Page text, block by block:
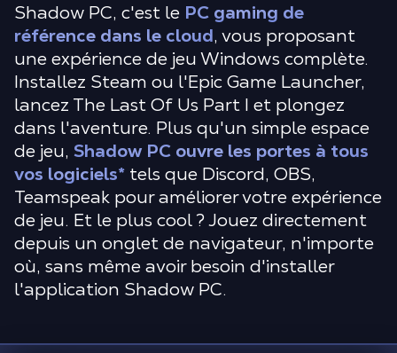
Shadow PC, c'est le PC gaming de
référence dans le cloud, vous proposant
une expérience de jeu Windows complète.
Installez Steam ou l'Epic Game Launcher,
lancez The Last Of Us Part I et plongez
dans l'aventure. Plus qu'un simple espace
de jeu, Shadow PC ouvre les portes à tous
vos logiciels* tels que Discord, OBS,
Teamspeak pour améliorer votre expérience
de jeu. Et le plus cool ? Jouez directement
depuis un onglet de navigateur, n'importe
où, sans même avoir besoin d'installer
l'application Shadow PC.